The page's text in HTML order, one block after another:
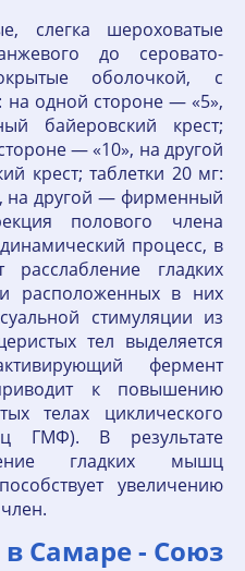
слегка шероховатые
до серовато-
оболочкой, с
на одной стороне — «5»,
байеровский крест;
— «10», на другой
крест; таблетки 20 мг:
на другой — фирменный
полового члена
процесс, в
гладких
расположенных в них
стимуляции из
тел выделяется
фермент
к повышению
телах циклического
(ц ГМФ). В результате
гладких мышц
увеличению
Самаре - Союз